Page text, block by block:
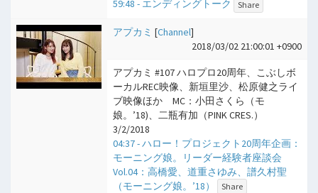
59:48 - エンディングトーク Share
アプカミ [Channel]
2018/03/02 21:00:01 +0900
アプカミ #107 ハロプロ20周年、こぶしボ
ーカルREC映像、新垣里沙、松原健之ライ
ブ映像ほか MC：小田さくら（モ
娘。’18)、二瓶有加（PINK CRES.）
3/2/2018
04:37 - ハロー！プロジェクト20周年企画：
モーニング娘。リーダー経験者座談会
Vol.04：高橋愛、道重さゆみ、譜久村聖
（モーニング娘。’18）
Share